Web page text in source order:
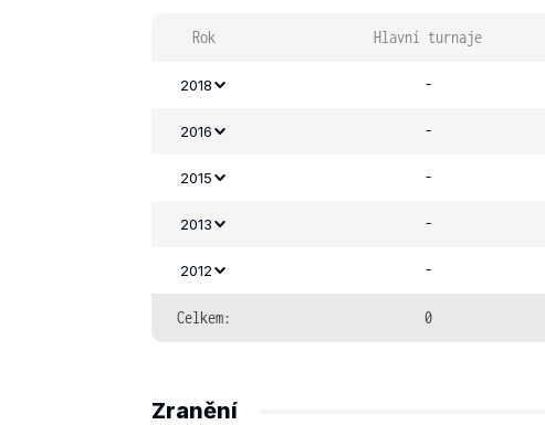
Rok Hlavní turnaje
2018 -
2016 -
2015 -
2013 -
2012 -
Celkem: 0
Zranění